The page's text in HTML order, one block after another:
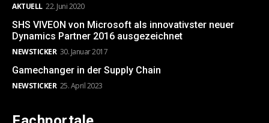
AKTUELL 22. Juni 2020
SHS VIVEON von Microsoft als innovativster neuer
Dynamics Partner 2016 ausgezeichnet
NEWSTICKER 30. Januar 2017
Gamechanger in der Supply Chain
NEWSTICKER 25. April 2023